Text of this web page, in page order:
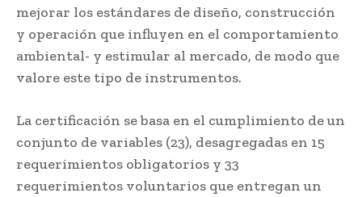
mejorar los estándares de diseño, construcción
y operación que influyen en el comportamiento
ambiental- y estimular al mercado, de modo que
valore este tipo de instrumentos.
La certificación se basa en el cumplimiento de un
conjunto de variables (23), desagregadas en 15
requerimientos obligatorios y 33
requerimientos voluntarios que entregan un